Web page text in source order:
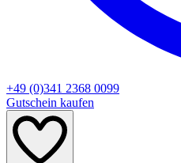
+49 (0)341 2368 0099
Gutschein kaufen